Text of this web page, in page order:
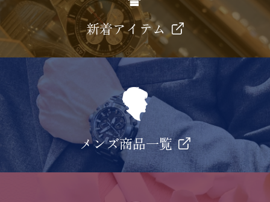
新着アイテム
メンズ商品一覧